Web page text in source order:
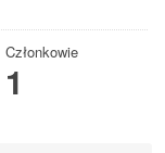
Członkowie
1